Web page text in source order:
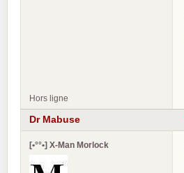
Hors ligne
Dr Mabuse
[•°°•] X-Man Morlock